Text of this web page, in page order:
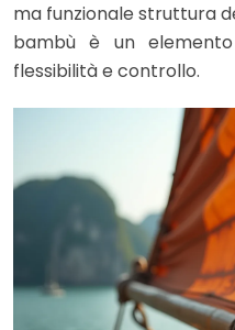
ma funzionale struttura
bambù è un
flessibilità e controllo.